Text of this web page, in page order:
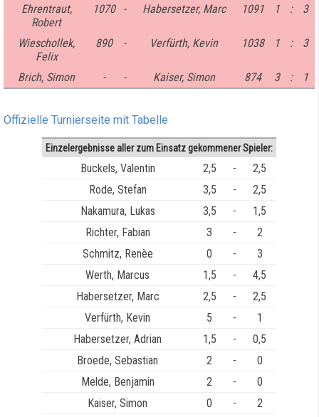
Ehrentraut,
Robert
1070 - Habersetzer, Marc 1091 1 : 3
Wieschollek,
Felix
890 - Verfürth, Kevin 1038 1 : 3
Brich, Simon - - Kaiser, Simon 874 3 : 1
Offizielle Turnierseite mit Tabelle
Einzelergebnisse aller zum Einsatz gekommener Spieler:
Buckels, Valentin 2,5 -
2,5
Rode, Stefan
3,5 -
2,5
Nakamura, Lukas
3,5 -
1,5
Richter, Fabian
3 -
2
Schmitz, Renèe
0 -
3
Werth, Marcus
1,5 -
4,5
Habersetzer, Marc
2,5 -
2,5
Verfürth, Kevin
5 -
1
Habersetzer, Adrian
1,5 -
0,5
Broede, Sebastian
2 -
0
Melde, Benjamin
2 -
0
Kaiser, Simon
0 -
2